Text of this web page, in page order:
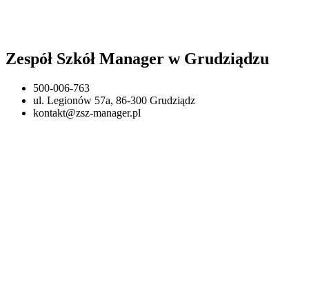
Zespół Szkół Manager w Grudziądzu
500-006-763
ul. Legionów 57a, 86-300 Grudziądz
kontakt@zsz-manager.pl